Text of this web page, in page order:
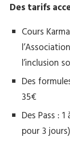
Des tarifs
Cours
l’inclusion
Des
35€
Des Pass :
pour 3 jours)